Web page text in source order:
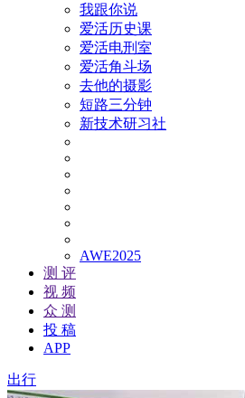
我跟你说
爱活历史课
爱活电刑室
爱活角斗场
去他的摄影
短路三分钟
新技术研习社
AWE2025
测 评
视 频
众 测
投 稿
APP
出行